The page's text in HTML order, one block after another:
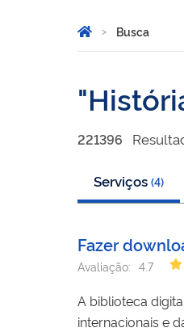
Você está aqui:
Página Inicial
Busca
221396
Serviços (4)
Fazer
Avaliação: 4.7
A biblioteca
internacionais e